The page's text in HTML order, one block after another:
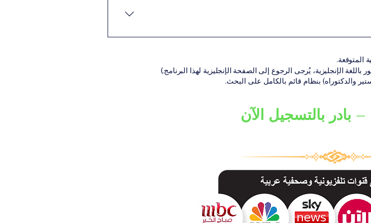
يحصل الطالب على الشهادة أو الدرجة الأكاديمية المناسبة للبرنامج،
الإنجليزية، يُرجى الرجوع إلى الصفحة الإنجليزية لهذا البرنامج.)
والدكتوراه) بنظام قائم بالكامل على البحث.
بادر بالتسجيل الآن